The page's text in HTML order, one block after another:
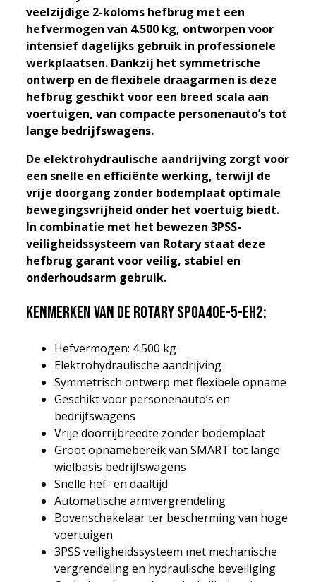
veelzijdige 2-koloms hefbrug met een
hefvermogen van 4.500 kg, ontworpen voor
intensief dagelijks gebruik in professionele
werkplaatsen. Dankzij het symmetrische
ontwerp en de flexibele draagarmen is deze
hefbrug geschikt voor een breed scala aan
voertuigen, van compacte personenauto’s tot
lange bedrijfswagens.
De elektrohydraulische aandrijving zorgt voor
een snelle en efficiënte werking, terwijl de
vrije doorgang zonder bodemplaat optimale
bewegingsvrijheid onder het voertuig biedt.
In combinatie met het bewezen 3PSS-
veiligheidssysteem van Rotary staat deze
hefbrug garant voor veilig, stabiel en
onderhoudsarm gebruik.
Kenmerken van de Rotary SPOA40E-5-EH2:
Hefvermogen: 4.500 kg
Elektrohydraulische aandrijving
Symmetrisch ontwerp met flexibele opname
Geschikt voor personenauto’s en
bedrijfswagens
Vrije doorrijbreedte zonder bodemplaat
Groot opnamebereik van SMART tot lange
wielbasis bedrijfswagens
Snelle hef- en daaltijd
Automatische armvergrendeling
Bovenschakelaar ter bescherming van hoge
voertuigen
3PSS veiligheidssysteem met mechanische
vergrendeling en hydraulische beveiliging